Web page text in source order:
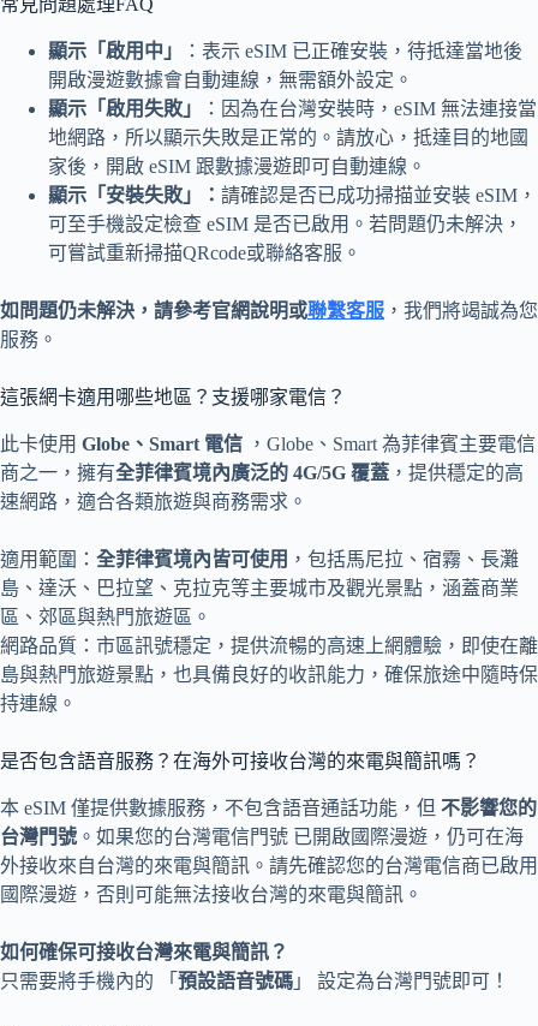
常見問題處理FAQ
顯示「啟用中」
：表示 eSIM 已正確安裝，待抵達當地後
開啟漫遊數據會自動連線，無需額外設定。
顯示「啟用失敗」
：因為在台灣安裝時，eSIM 無法連接當
地網路，所以顯示失敗是正常的。請放心，抵達目的地國
家後，開啟 eSIM 跟數據漫遊即可自動連線。
顯示「安裝失敗」： 請確認是否已成功掃描並安裝 eSIM，
可至手機設定檢查 eSIM 是否已啟用。若問題仍未解決，
可嘗試重新掃描QRcode或聯絡客服。
如問題仍未解決，請參考官網說明或聯繫客服 ，我們將竭誠為您
服務。
這張網卡適用哪些地區？支援哪家電信？
此卡使用 Globe、Smart 電信 ，Globe、Smart 為菲律賓主要電信
商之一，擁有全菲律賓境內廣泛的 4G/5G 覆蓋 ，提供穩定的高
速網路，適合各類旅遊與商務需求。
適用範圍： 全菲律賓境內皆可使用 ，包括馬尼拉、宿霧、長灘
島、達沃、巴拉望、克拉克等主要城市及觀光景點，涵蓋商業
區、郊區與熱門旅遊區。
網路品質：市區訊號穩定，提供流暢的高速上網體驗，即使在離
島與熱門旅遊景點，也具備良好的收訊能力，確保旅途中隨時保
持連線。
是否包含語音服務？在海外可接收台灣的來電與簡訊嗎？
本 eSIM 僅提供數據服務，不包含語音通話功能，但 不影響您的
台灣門號 。如果您的台灣電信門號 已開啟國際漫遊，仍可在海
外接收來自台灣的來電與簡訊。請先確認您的台灣電信商已啟用
國際漫遊，否則可能無法接收台灣的來電與簡訊。
如何確保可接收台灣來電與簡訊？
只需要將手機內的 「 預設語音號碼 」 設定為台灣門號即可！